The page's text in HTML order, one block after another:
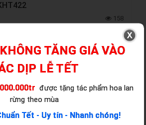
158
TĂNG GIÁ VÀO
DỊP LỄ TẾT
được tặng tác phẩm hoa lan
rừng theo mùa
Tết - Uy tín - Nhanh chóng!